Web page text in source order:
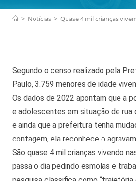
> Notícias > Quase 4 mil crianças
Segundo o censo realizado pela
Paulo, 3.759 menores de idade
Os dados de 2022 apontam que a
e adolescentes em situação de rua
e ainda que a prefeitura tenha
contagem, ela reconhece o
São quase 4 mil crianças vivendo
passa o dia pedindo esmolas e